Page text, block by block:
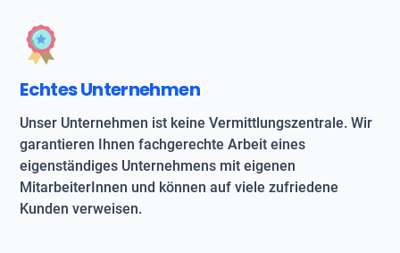
Echtes Unternehmen
Unser Unternehmen ist keine Vermittlungszentrale. Wir
garantieren Ihnen fachgerechte Arbeit eines
eigenständiges Unternehmens mit eigenen
MitarbeiterInnen und können auf viele zufriedene
Kunden verweisen.